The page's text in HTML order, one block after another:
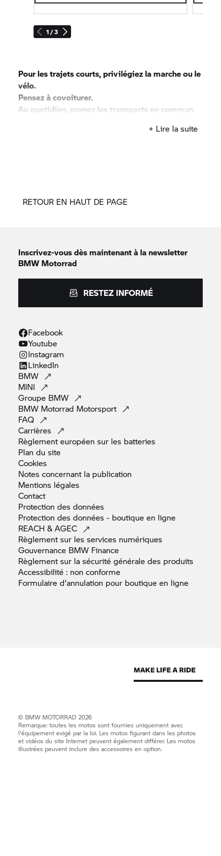
1 / 3
Pour les trajets courts, privilégiez la marche ou le
vélo.
Pensez à covoiturer.
Au quotidien, prenez les transports en commun.
+ Lire la suite
RETOUR EN HAUT DE PAGE
Inscrivez-vous dès maintenant à la newsletter
BMW Motorrad
RESTEZ INFORMÉ
Facebook
Youtube
Instagram
LinkedIn
BMW
MINI
Groupe BMW
BMW Motorrad Motorsport
FAQ
Carrières
Règlement européen sur les batteries
Plan dusite
Cookies
Notes concernant la publication
Mentions légales
Contact
Protection desdonnées
Protection des données - boutique en ligne
REACH &AGEC
Règlement sur les services numériques
Gouvernance BMW Finance
Règlement sur la sécurité générale des produits
Accessibilité : nonconforme
Formulaire d'annulation pour boutique en ligne
© BMW MOTORRAD 2026
Remarque: toutes les motos sont fournies uniquement avec
l'équipement exigé par la loi. Les motos figurant dans les photos
et vidéos du site Internet peuvent également différer. Les motos
illustrées peuvent inclure des accessoires en option.